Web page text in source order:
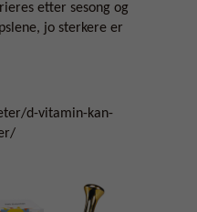
etter sesong og
jo sterkere er
d-vitamin-kan-